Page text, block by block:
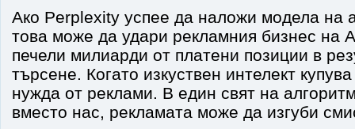
Ако Perplexity успее да наложи модела на
това може да удари рекламния бизнес на
печели милиарди от платени позиции в
търсене. Когато изкуствен интелект
нужда от реклами. В един свят на
вместо нас, рекламата може да изгуби